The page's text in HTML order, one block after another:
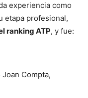
experiencia como
etapa profesional,
ranking ATP, y fue:
Compta,